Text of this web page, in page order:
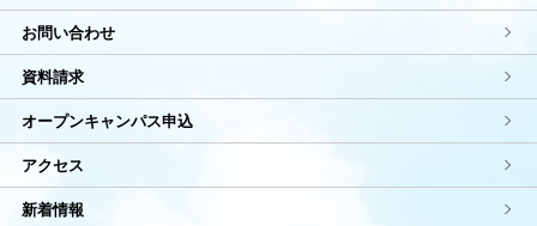
お問い合わせ
資料請求
オープンキャンパス申込
アクセス
新着情報